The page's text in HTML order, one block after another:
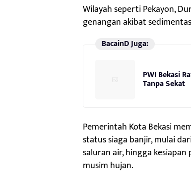
Wilayah seperti Pekayon,
genangan akibat
BacainD Juga:
PWI Bekasi
Tanpa Sekat
Pemerintah Kota Bekasi
status siaga banjir, mulai
saluran air, hingga
musim hujan.